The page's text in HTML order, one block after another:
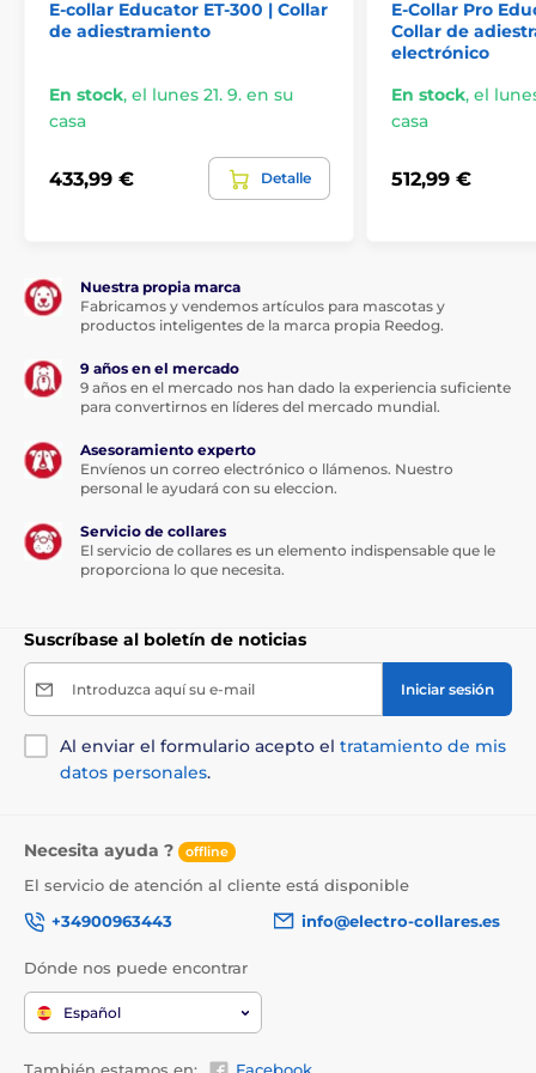
Pantalla:
Patpet 630 incorpora una pantalla LCD
retroiluminada de alta calidad con
impulso. La pantalla hace que el collar sea adecuado
para el adiestramiento nocturno.
Patpet 630 viene con un receptor
totalmente impermeable con clasificación
IPX5 (no le importa la lluvia ligera ni la
nieve,¡no debe sumergirse!). El transmisor sólo tiene
la protección más básica contra el agua, con la
Para mayor comodidad de su adiestrador
canino, ajuste el collar para una
perro pequeñas y medianas.
Las dimensiones del receptor son: ancho
son: alto 11 cm; ancho 5 cm; fondo 3 cm y pesa 32
gramos.
Las especificaciones técnicas pueden cambiar sin
E-collar Educator ET-300 | Collar
de adiestramiento
En stock, el lunes 21. 9. en su
casa
433,99 € Detalle
E-Collar Pro
Collar de
electrónico
En stock, el
casa
512,99 €
Nuestra propia marca
Fabricamos y vendemos artículos para mascotas y
productos inteligentes de la marca propia Reedog.
9 años en el mercado
9 años en el mercado nos han dado la experiencia suficiente
para convertirnos en líderes del mercado mundial.
Asesoramiento experto
Envíenos un correo electrónico o llámenos. Nuestro
personal le ayudará con su eleccion.
Servicio de collares
El servicio de collares es un elemento indispensable que le
proporciona lo que necesita.
Suscríbase al boletín de noticias
Introduzca aquí su e-mail Iniciar sesión
Al enviar el formulario acepto el tratamiento de mis
datos personales.
Necesita ayuda ? offline
El servicio de atención al cliente está disponible
+34900963443
info@electro-collares.es
Dónde nos puede encontrar
Español